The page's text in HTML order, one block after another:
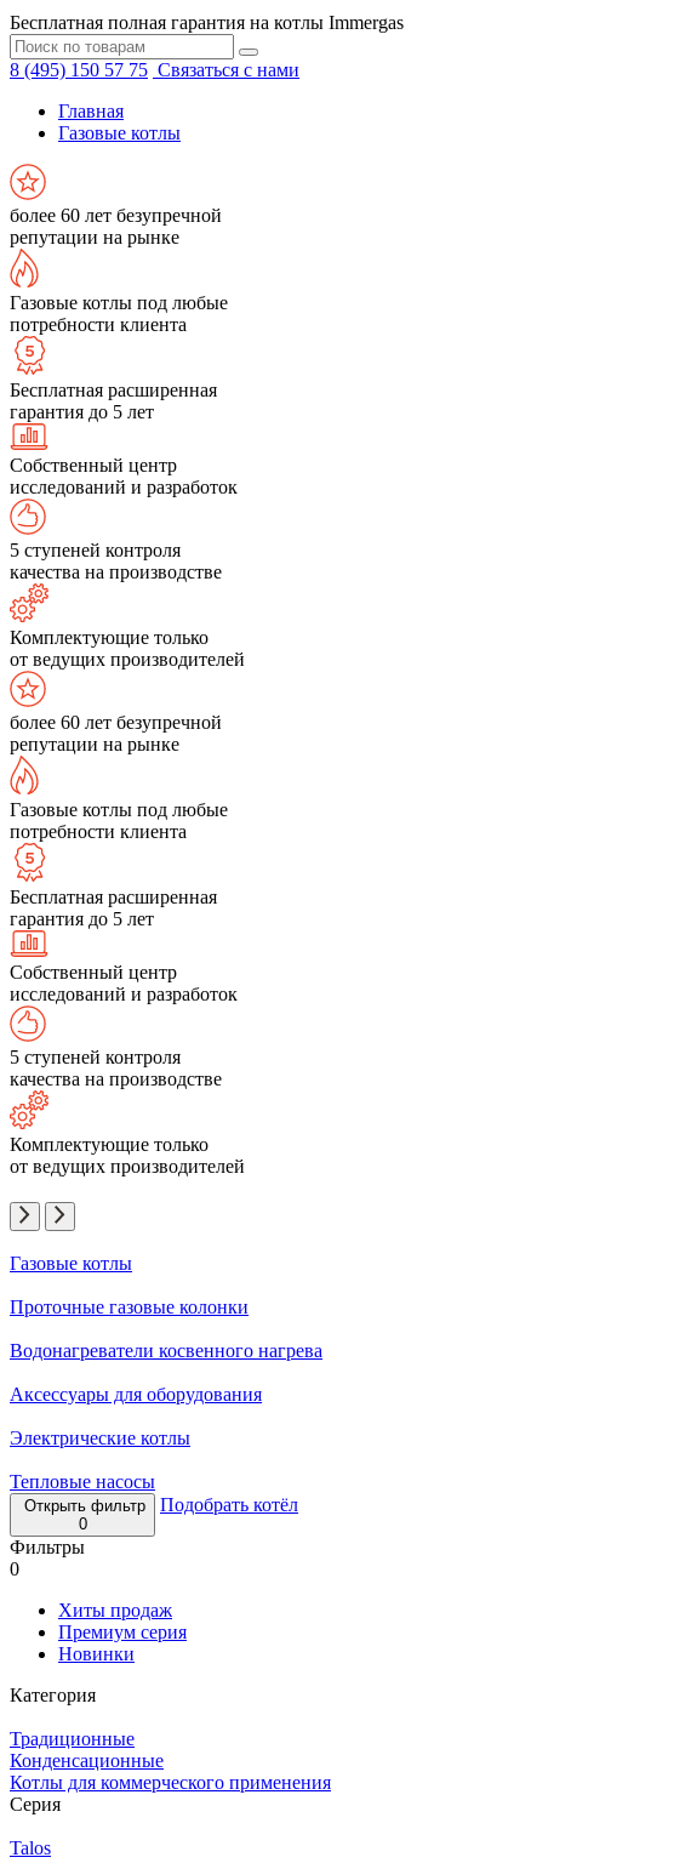
Бесплатная полная гарантия на котлы Immergas
8 (495) 150 57 75 Связаться с нами
Главная
Газовые котлы
более 60 лет безупречной
репутации на рынке
Газовые котлы под любые
потребности клиента
Бесплатная расширенная
гарантия до 5 лет
Собственный центр
исследований и разработок
5 ступеней контроля
качества на производстве
Комплектующие только
от ведущих производителей
более 60 лет безупречной
репутации на рынке
Газовые котлы под любые
потребности клиента
Бесплатная расширенная
гарантия до 5 лет
Собственный центр
исследований и разработок
5 ступеней контроля
качества на производстве
Комплектующие только
от ведущих производителей
Газовые котлы
Проточные газовые колонки
Водонагреватели косвенного нагрева
Аксессуары для оборудования
Электрические котлы
Тепловые насосы
Открыть фильтр
0
Подобрать котёл
Фильтры
0
Хиты продаж
Премиум серия
Новинки
Категория
Традиционные
Конденсационные
Котлы для коммерческого применения
Серия
Talos